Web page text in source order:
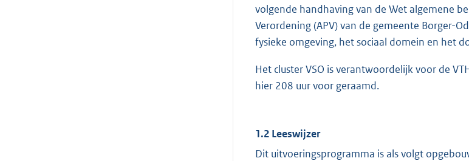
volgende handhaving van de Wet algemene
Verordening (APV) van de gemeente Borger-
fysieke omgeving, het sociaal domein en het
Het cluster VSO is verantwoordelijk voor de
hier 208 uur voor geraamd.
1.2 Leeswijzer
Dit uitvoeringsprogramma is als volgt